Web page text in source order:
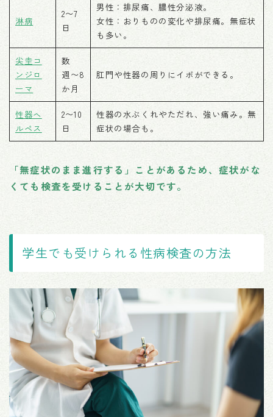
淋病
2〜7
日
男性：排尿痛、膿性分泌液。
女性：おりものの変化や排尿痛。無症状
も多い。
尖圭コ
ンジロ
ーマ
数
週〜8
か月
肛門や性器の周りにイボができる。
性器ヘ
ルペス
2〜10
日
性器の水ぶくれやただれ、強い痛み。無
症状の場合も。
「無症状のまま進行する」ことがあるため、症状がな
くても検査を受けることが大切です。
学生でも受けられる性病検査の方法